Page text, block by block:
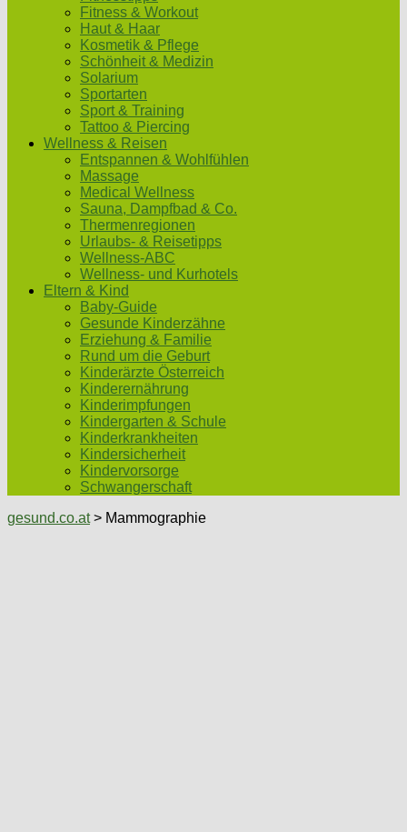
Fitness & Workout
Haut & Haar
Kosmetik & Pflege
Schönheit & Medizin
Solarium
Sportarten
Sport & Training
Tattoo & Piercing
Wellness & Reisen
Entspannen & Wohlfühlen
Massage
Medical Wellness
Sauna, Dampfbad & Co.
Thermenregionen
Urlaubs- & Reisetipps
Wellness-ABC
Wellness- und Kurhotels
Eltern & Kind
Baby-Guide
Gesunde Kinderzähne
Erziehung & Familie
Rund um die Geburt
Kinderärzte Österreich
Kinderernährung
Kinderimpfungen
Kindergarten & Schule
Kinderkrankheiten
Kindersicherheit
Kindervorsorge
Schwangerschaft
gesund.co.at> Mammographie